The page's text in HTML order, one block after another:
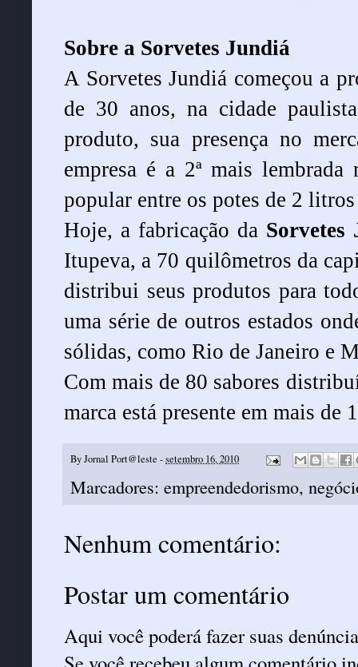
Sobre a Sorvetes Jundiá
A Sorvetes Jundiá começou a
de 30 anos, na cidade
produto, sua presença no
empresa é a 2ªmais lembrada
popular entre os potes de 2
Hoje, a fabricação da Sorvetes
Itupeva, a 70 quilômetros da
distribui seus produtos para
uma série de outros estados
sólidas, como Rio de Janeiro e
Com mais de 80 sabores
marca está presente em mais de
ByJornal Port@leste -setembro 16, 2010
Marcadores: empreendedorismo,
Nenhum comentário:
Postar um comentário
Aqui você poderá fazer suas